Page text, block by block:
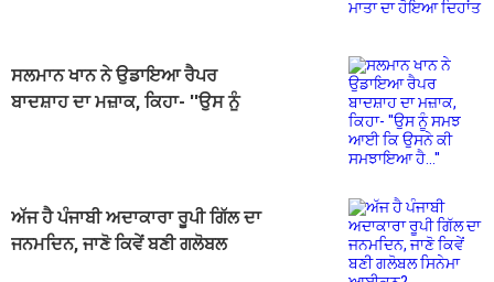
ਸਲਮਾਨ ਖਾਨ ਨੇ ਉਡਾਇਆ ਰੈਪਰ
ਬਾਦਸ਼ਾਹ ਦਾ ਮਜ਼ਾਕ, ਕਿਹਾ- ''ਉਸ ਨੂੰ
ਅੱਜ ਹੈ ਪੰਜਾਬੀ ਅਦਾਕਾਰਾ ਰੂਪੀ ਗਿੱਲ ਦਾ
ਜਨਮਦਿਨ, ਜਾਣੋ ਕਿਵੇਂ ਬਣੀ ਗਲੋਬਲ